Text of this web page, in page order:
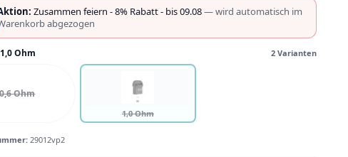
Zusammen feiern - 8% Rabatt - bis 09.08— wird automatisch im
abgezogen
1,0 Ohm 2 Varianten
0,6 Ohm
1,0 Ohm
29012vp2